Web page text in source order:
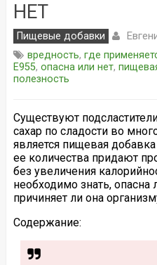
НЕТ
Пищевые добавки
вредность, где
Е955, опасна или нет,
полезность
Существуют
сахар по сладости во
является пищевая
ее количества придают
без увеличения
необходимо знать, опасна
причиняет ли она
Содержание: